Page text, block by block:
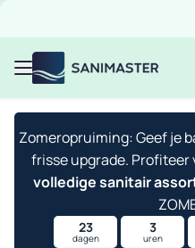
MenuSanimaster
Zomeropruiming: Geef je
frisse upgrade. Profiteer
volledige sanitair
23
dagen
3
uren